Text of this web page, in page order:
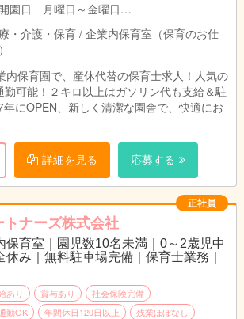
園日 月曜日～金曜日
園時間 7時～19時
園日 土日 ※企業カレンダーに沿った開園
祝日開園あり
番・遅番について
は6:45～、遅番は～19：15まで、早番遅番
れぞれ週1回程度なのでワークライフバラン
・介護・保育 / 企業内保育室（保育のお仕
内保育園で、産休代替の保育士求人！人気の
可能！２キロ以上はガソリン代も支給＆駐
にOPEN、新しく清潔な園舎で、快適にお
詳細を見る 応募する
正社員
ナーズ株式会社
保育室｜園児数10名未満｜0～2歳児中
み｜無料駐車場完備｜保育士業務｜
あり 賞与あり
社会保険完備
勤OK 年間休日120日以上
残業ほぼなし